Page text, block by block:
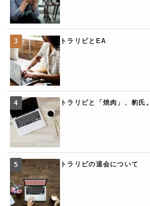
トラリピとEA
トラリピと「焼肉」、豹氏。
トラリピの退会について